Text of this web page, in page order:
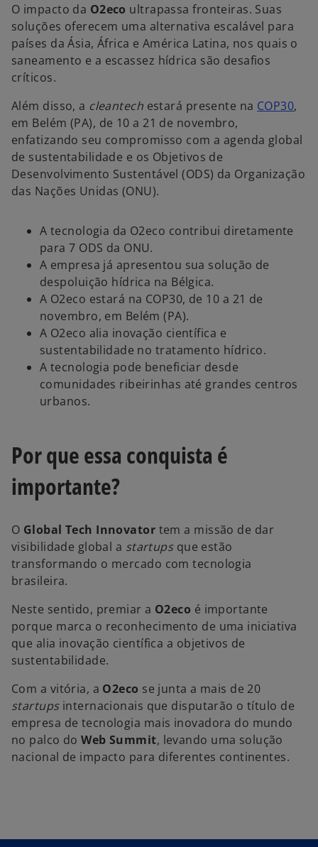
O impacto da O2eco ultrapassa fronteiras. Suas
soluções oferecem uma alternativa escalável para
países da Ásia, África e América Latina, nos quais o
saneamento e a escassez hídrica são desafios
críticos.
Além disso, a cleantech estará presente na COP30,
em Belém (PA), de 10 a 21 de novembro,
enfatizando seu compromisso com a agenda global
de sustentabilidade e os Objetivos de
Desenvolvimento Sustentável (ODS) da Organização
das Nações Unidas (ONU).
A tecnologia da O2eco contribui diretamente
para 7 ODS da ONU.
A empresa já apresentou sua solução de
despoluição hídrica na Bélgica.
A O2eco estará na COP30, de 10 a 21 de
novembro, em Belém (PA).
A O2eco alia inovação científica e
sustentabilidade no tratamento hídrico.
A tecnologia pode beneficiar desde
comunidades ribeirinhas até grandes centros
urbanos.
Por que essa conquista é
importante?
O Global Tech Innovator tem a missão de dar
visibilidade global a startupsque estão
transformando o mercado com tecnologia
brasileira.
Neste sentido, premiar a O2eco é importante
porque marca o reconhecimento de uma iniciativa
que alia inovação científica a objetivos de
sustentabilidade.
Com a vitória, a O2eco se junta a mais de 20
startupsinternacionais que disputarão o título de
empresa de tecnologia mais inovadora do mundo
no palco doWeb Summit, levando uma solução
nacional de impacto para diferentes continentes.